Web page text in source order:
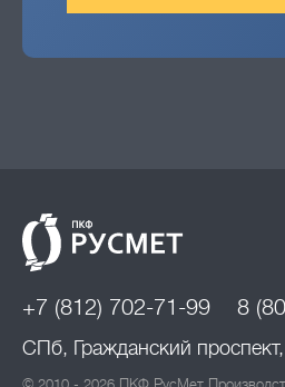
+7 (812) 702-71-99 8
СПб, Гражданский